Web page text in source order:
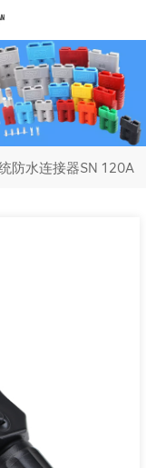
防水连接器SN 120A